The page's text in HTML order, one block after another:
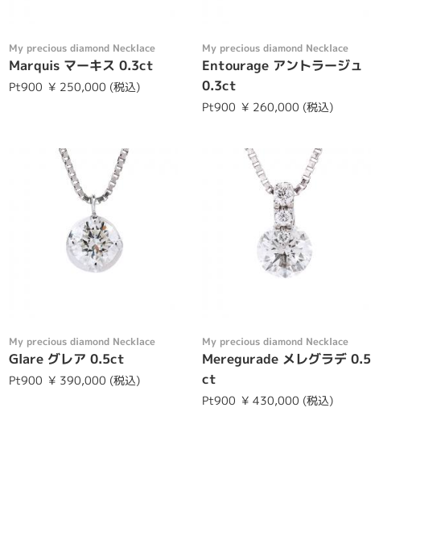
My precious diamond Necklace
Marquis マーキス 0.3ct
Pt900 ¥ 250,000 (税込)
My precious diamond Necklace
Entourage アントラージュ
0.3ct
Pt900 ¥ 260,000 (税込)
My precious diamond Necklace
Glare グレア 0.5ct
Pt900 ¥ 390,000 (税込)
My precious diamond Necklace
Meregurade メレグラデ 0.5
ct
Pt900 ¥ 430,000 (税込)